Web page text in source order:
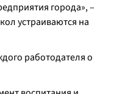
города», –
устраиваются на
работодателя о